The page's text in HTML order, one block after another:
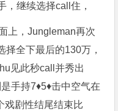
，继续选择call住，
上，Jungleman再次
全下最后的130万，
见此秒call并秀出
手持7♦️5♦️击中空气在
戏剧性结尾结束比